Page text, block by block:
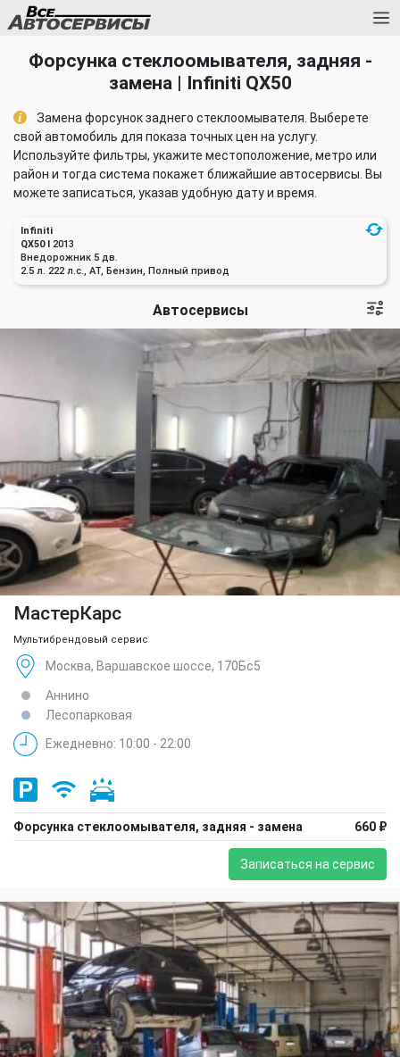
Форсунка стеклоомывателя, задняя -
замена | Infiniti QX50
Замена форсунок заднего стеклоомывателя. Выберете
свой автомобиль для показа точных цен на услугу.
Используйте фильтры, укажите местоположение, метро или
район и тогда система покажет ближайшие автосервисы. Вы
можете записаться, указав удобную дату и время.
Infiniti
QX50 I 2013
Внедорожник 5 дв.
2.5 л. 222 л.с., AT, Бензин, Полный привод
Автосервисы
МастерКарс
Мультибрендовый сервис
Москва, Варшавское шоссе, 170Бс5
Аннино
Лесопарковая
Ежедневно: 10:00 - 22:00
Форсунка стеклоомывателя, задняя - замена 660 ₽
Записаться на сервис